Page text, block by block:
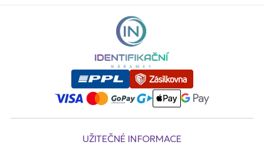
UŽITEČNÉ INFORMACE